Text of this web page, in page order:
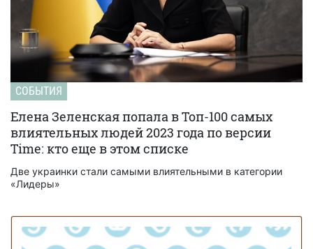
СОБЫТИЯ
Елена Зеленская попала в Топ-100 самых
влиятельных людей 2023 года по версии
Time: кто еще в этом списке
Две украинки стали самыми влиятельными в категории
«Лидеры»